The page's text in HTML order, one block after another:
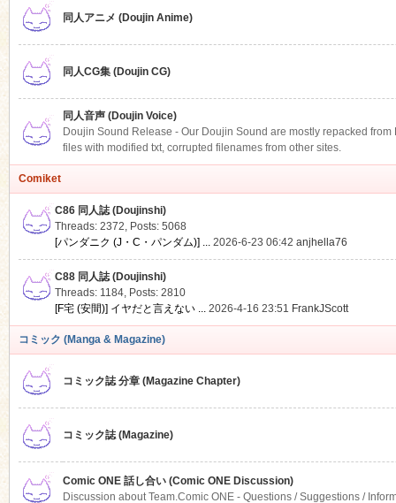
同人アニメ (Doujin Anime)
同人CG集 (Doujin CG)
同人音声 (Doujin Voice)
Doujin Sound Release - Our Doujin Sound are mostly repacked
files with modified txt, corrupted filenames from other sites.
Comiket
C86 同人誌 (Doujinshi)
Threads: 2372, Posts: 5068
[パンダニク (J・C・パンダム)] ... 2026-6-23 06:42 anjhella76
C88 同人誌 (Doujinshi)
Threads: 1184, Posts: 2810
[F宅 (安間)] イヤだと言えない ... 2026-4-16 23:51 FrankJScott
コミック (Manga & Magazine)
コミック誌 分章 (Magazine Chapter)
コミック誌 (Magazine)
Comic ONE 話し合い (Comic ONE Discussion)
Discussion about Team.Comic ONE - Questions / Suggestions /